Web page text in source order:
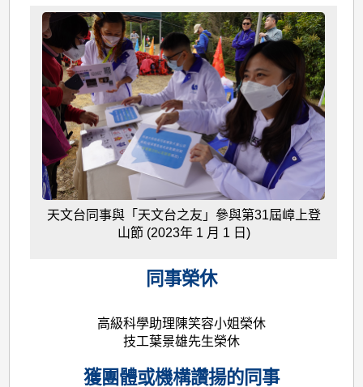
天文台同事與「天文台之友」參與第31屆嶂上登
山節 (2023年 1 月 1 日)
同事榮休
高級科學助理陳笑容小姐榮休
技工葉景雄先生榮休
獲團體或機構讚揚的同事